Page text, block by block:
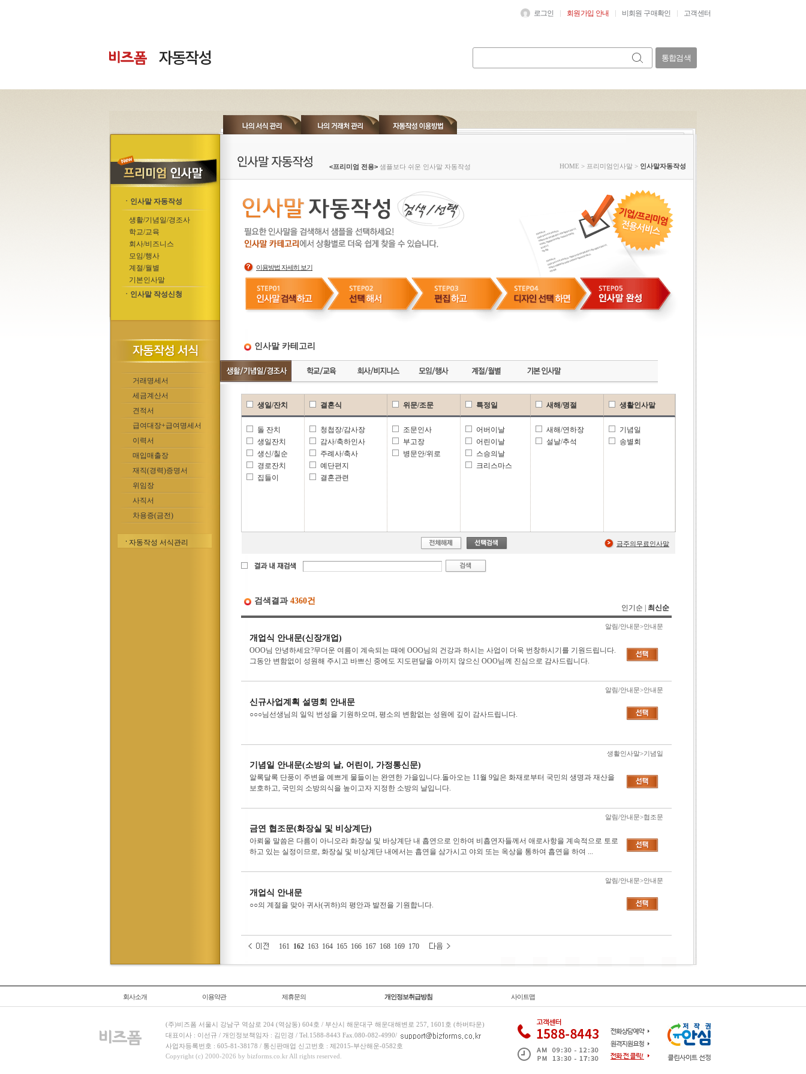
로그인 회원가입 안내 비회원 구매확인 고객센터
통합검색
ㆍ인사말 자동작성
생활/기념일/경조사
학교/교육
회사/비즈니스
모임/행사
계절/월별
기본인사말
ㆍ인사말 작성신청
거래명세서
세금계산서
견적서
급여대장+급여명세서
이력서
매입매출장
재직(경력)증명서
위임장
사직서
차용증(금전)
자동작성 서식관리
<프리미엄 전용> 샘플보다 쉬운 인사말 자동작성 HOME > 프리미엄인사말 > 인사말자동작성
이용방법 자세히 보기
인사말 카테고리
생일/잔치
돌 잔치
생일잔치
생신/칠순
경로잔치
집들이
결혼식
청첩장/감사장
감사/축하인사
주례사/축사
예단편지
결혼관련
위문/조문
조문인사
부고장
병문안/위로
특정일
어버이날
어린이날
스승의날
크리스마스
새해/명절
새해/연하장
설날/추석
생활인사말
기념일
송별회
금주의무료인사말
검색결과 4360건
인기순 최신순
알림/안내문>안내문
개업식 안내문(신장개업)
OOO님 안녕하세요?무더운 여름이 계속되는 때에 OOO님의 건강과 하시는 사업이 더욱 번창하시기를 기원드립니다.
그동안 변함없이 성원해 주시고 바쁘신 중에도 지도편달을 아끼지 않으신 OOO님께 진심으로 감사드립니다.
알림/안내문>안내문
신규사업계획 설명회 안내문
○○○님선생님의 일익 번성을 기원하오며, 평소의 변함없는 성원에 깊이 감사드립니다.
생활인사말>기념일
기념일 안내문(소방의 날, 어린이, 가정통신문)
알록달록 단풍이 주변을 예쁘게 물들이는 완연한 가을입니다.돌아오는 11월 9일은 화재로부터 국민의 생명과 재산을
보호하고, 국민의 소방의식을 높이고자 지정한 소방의 날입니다.
알림/안내문>협조문
금연 협조문(화장실 및 비상계단)
아뢰울 말씀은 다름이 아니오라 화장실 및 바상계단 내 흡연으로 인하여 비흡연자들께서 애로사항을 계속적으로 토로
하고 있는 실정이므로, 화장실 및 비상계단 내에서는 흡연을 삼가시고 야외 또는 옥상을 통하여 흡연을 하여 ...
알림/안내문>안내문
개업식 안내문
○○의 계절을 맞아 귀사(귀하)의 평안과 발전을 기원합니다.
161 162 163 164 165 166 167 168 169 170
회사소개 이용약관 제휴문의 개인정보취급방침 사이트맵
(주)비즈폼 서울시 강남구 역삼로 204 (역삼동) 604호 / 부산시 해운대구 해운대해변로 257, 1601호 (하버타운)
대표이사 : 이선규 / 개인정보책임자 : 김민경 / Tel.1588-8443 Fax.080-082-4990/
사업자등록번호 : 605-81-38178 / 통신판매업 신고번호 : 제2015-부산해운-0582호
Copyright (c) 2000-2026 by bizforms.co.kr All rights reserved.